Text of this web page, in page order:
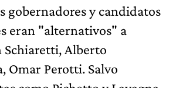
gobernadores y candidatos
eran "alternativos" a
Schiaretti, Alberto
Omar Perotti. Salvo